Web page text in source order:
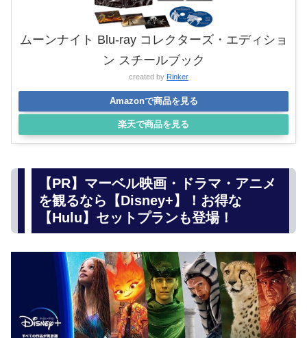
ムーンナイト Blu-ray コレクターズ・エディショ
ン スチールブック
created by Rinker
Amazonで商品を見る
楽天で商品を見る
【PR】マーベル映画・ドラマ・アニメ
を観るなら【Disney+】！お得な
【Hulu】セットプランも登場！